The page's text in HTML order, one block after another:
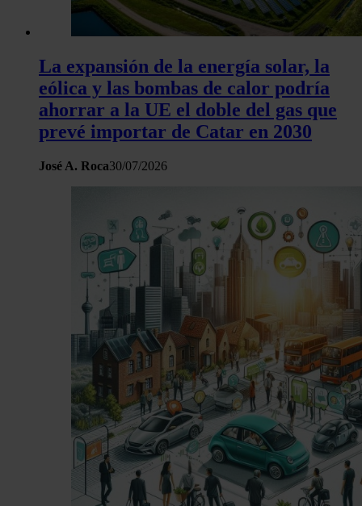
La expansión de la energía solar, la
eólica y las bombas de calor podría
ahorrar a la UE el doble del gas que
prevé importar de Catar en 2030
José A. Roca30/07/2026